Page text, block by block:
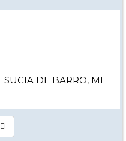
SUCIA DE BARRO, MI